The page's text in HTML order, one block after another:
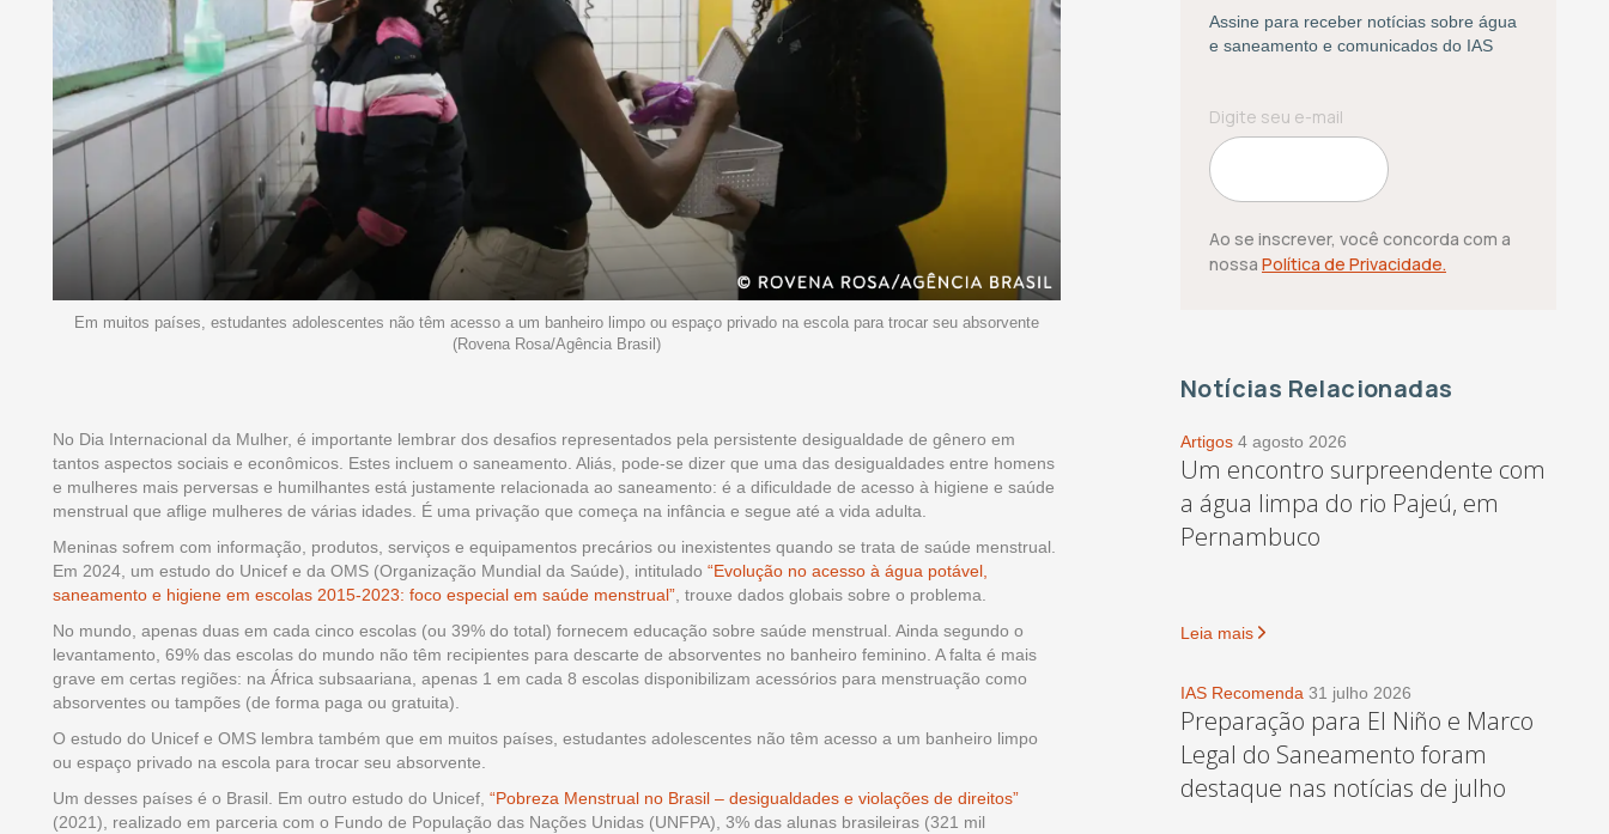
Em muitos países, estudantes adolescentes não têm acesso a um banheiro limpo ou espaço privado na escola para trocar seu absorvente
(Rovena Rosa/Agência Brasil)
No Dia Internacional da Mulher, é importante lembrar dos desafios representados pela persistente desigualdade de gênero em
tantos aspectos sociais e econômicos. Estes incluem o saneamento. Aliás, pode-se dizer que uma das desigualdades entre homens
e mulheres mais perversas e humilhantes está justamente relacionada ao saneamento: é a dificuldade de acesso à higiene e saúde
menstrual que aflige mulheres de várias idades. É uma privação que começa na infância e segue até a vida adulta.
Meninas sofrem com informação, produtos, serviços e equipamentos precários ou inexistentes quando se trata de saúde menstrual.
Em 2024, um estudo do Unicef e da OMS (Organização Mundial da Saúde), intitulado “Evolução no acesso à água potável,
saneamento e higiene em escolas 2015-2023: foco especial em saúde menstrual”, trouxe dados globais sobre o problema.
No mundo, apenas duas em cada cinco escolas (ou 39% do total) fornecem educação sobre saúde menstrual. Ainda segundo o
levantamento, 69% das escolas do mundo não têm recipientes para descarte de absorventes no banheiro feminino. A falta é mais
grave em certas regiões: na África subsaariana, apenas 1 em cada 8 escolas disponibilizam acessórios para menstruação como
absorventes ou tampões (de forma paga ou gratuita).
O estudo do Unicef e OMS lembra também que em muitos países, estudantes adolescentes não têm acesso a um banheiro limpo
ou espaço privado na escola para trocar seu absorvente.
Um desses países é o Brasil. Em outro estudo do Unicef, “Pobreza Menstrual no Brasil – desigualdades e violações de direitos”
(2021), realizado em parceria com o Fundo de População das Nações Unidas (UNFPA), 3% das alunas brasileiras (321 mil
Assine para receber notícias sobre água
e saneamento e comunicados do IAS
Ao se inscrever, você concorda com a
nossa Política de Privacidade.
Notícias Relacionadas
Artigos 4 agosto 2026
Um encontro surpreendente com
a água limpa do rio Pajeú, em
Pernambuco
Leia mais
IAS Recomenda 31 julho 2026
Preparação para El Niño e Marco
Legal do Saneamento foram
destaque nas notícias de julho